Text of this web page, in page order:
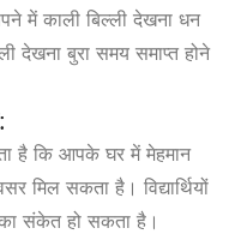
में काली बिल्ली देखना धन
बुरा समय समाप्त होने
है कि आपके घर में मेहमान
मिल सकता है। विद्यार्थियों
संकेत हो सकता है।